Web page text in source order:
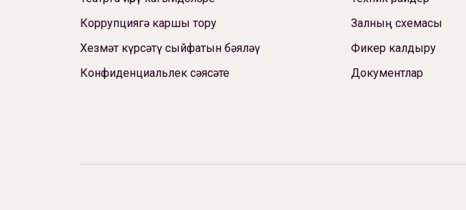
Коррупциягә каршы тору
Хезмәт күрсәтү сыйфатын бәяләү
Конфиденциальлек сәясәте
Залның схемасы
Фикер калдыру
Документлар